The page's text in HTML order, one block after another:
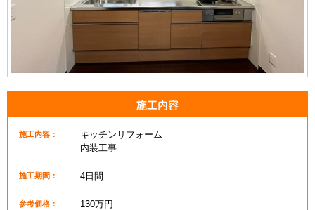
施工内容
施工内容：
キッチンリフォーム
内装工事
施工期間： 4日間
参考価格： 130万円